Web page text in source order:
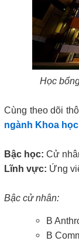
Học
Cùng theo dõi
ngành Khoa
Bậc học: Cử
Lĩnh vực: Ứng
Bậc cử nhân:
B
B